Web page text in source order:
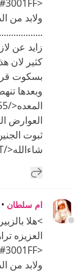
ولابد من
زايد عن
كثير لان
بسكوت
وبعدها
العوارض
ثبوت
شاءالله</FONT>
إضافة رد
ام سلطان •
>هلا
العزيزه
ولابد من